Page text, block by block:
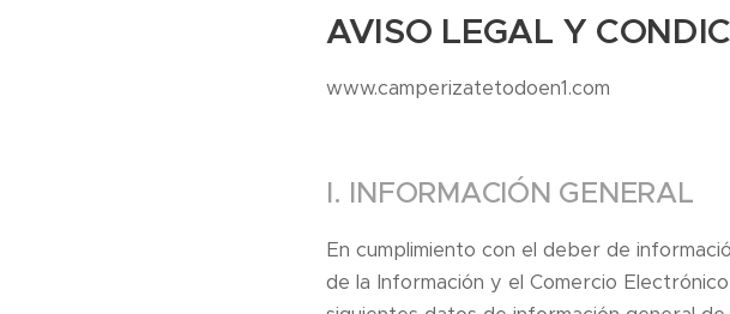
AVISO LEGAL Y
www.camperizatetodoen1.com
I. INFORMACIÓN GENERAL
En cumplimiento con el deber de
de la Información y el Comercio